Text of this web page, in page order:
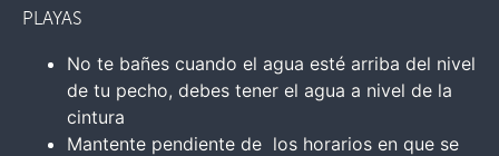
PLAYAS
No te bañes cuando el agua esté arriba del nivel
de tu pecho, debes tener el agua a nivel de la
cintura
Mantente pendiente de los horarios en que se